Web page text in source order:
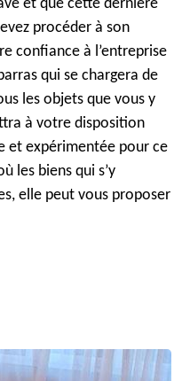
et que cette dernière
procéder à son
confiance à l’entreprise
qui se chargera de
les objets que vous y
à votre disposition
et expérimentée pour ce
les biens qui s’y
elle peut vous proposer